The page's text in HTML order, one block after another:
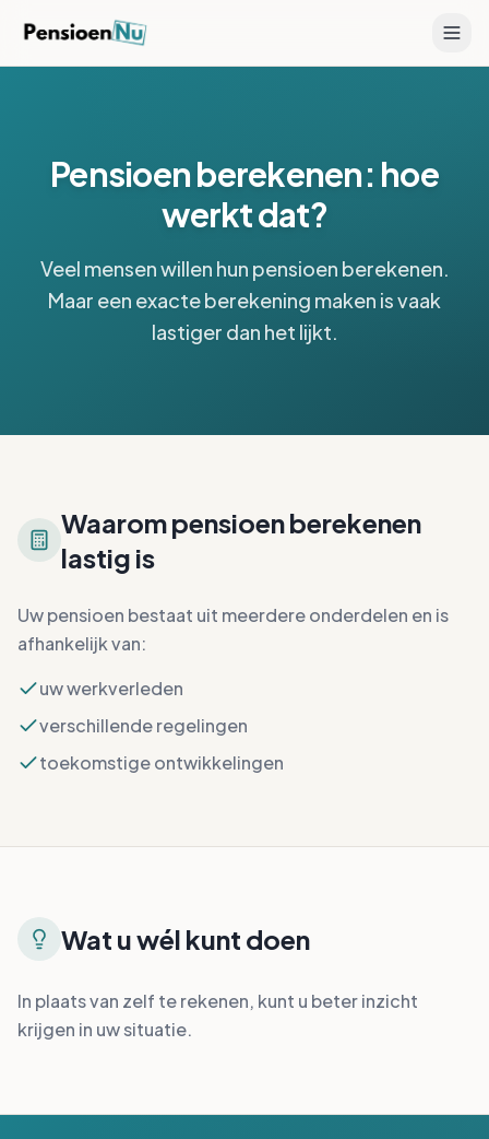
Pensioen berekenen: hoe
werkt dat?
Veel mensen willen hun pensioen berekenen.
Maar een exacte berekening maken is vaak
lastiger dan het lijkt.
Waarom pensioen berekenen
lastig is
Uw pensioen bestaat uit meerdere onderdelen en is
afhankelijk van:
uw werkverleden
verschillende regelingen
toekomstige ontwikkelingen
Wat u wél kunt doen
In plaats van zelf te rekenen, kunt u beter inzicht
krijgen in uw situatie.